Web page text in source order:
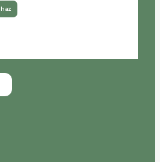
lelassítsunk, felnézzünk
találkozzunk azokkal,
dolgozunk.